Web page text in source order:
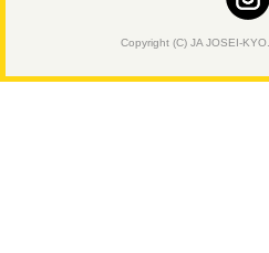
Copyright (C) JA JOSEI-